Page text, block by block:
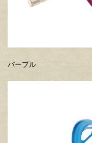
パープル